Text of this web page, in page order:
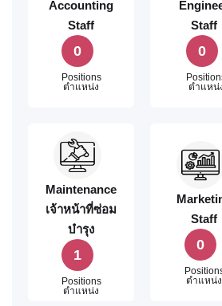
Accounting
Staff
0
Positions
ตำแหน่ง
Staff
0
ตำแหน่
Maintenance
เจ้าหน้าที่ซ่อม
บำรุง
1
Positions
ตำแหน่ง
Staff
0
ตำแหน่ง